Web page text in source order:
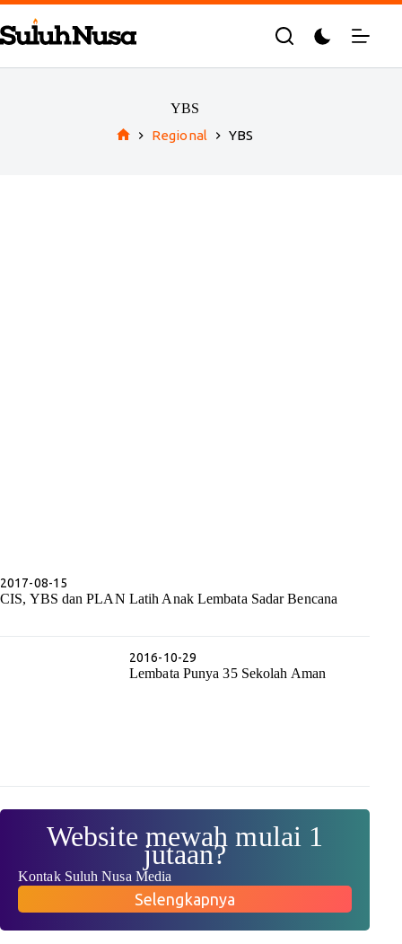
Skip
to
content
YBS
Regional YBS
2017-08-15
CIS, YBS dan PLAN Latih Anak Lembata Sadar Bencana
2016-10-29
Lembata Punya 35 Sekolah Aman
Website mewah mulai 1
jutaan?
Kontak Suluh Nusa Media
Selengkapnya